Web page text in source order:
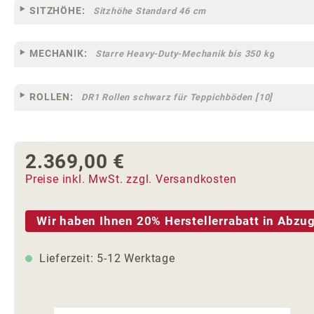
SITZHÖHE: Sitzhöhe Standard 46 cm
MECHANIK: Starre Heavy-Duty-Mechanik bis 350 kg
ROLLEN: DR1 Rollen schwarz für Teppichböden [10]
Regulärer Preis:
2.369,00 €
Preise inkl. MwSt. zzgl. Versandkosten
Wir haben Ihnen 20% Herstellerrabatt in
Lieferzeit: 5-12 Werktage